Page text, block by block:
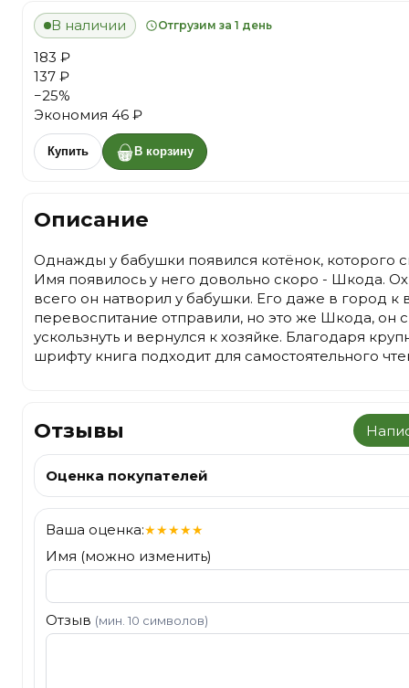
В наличии Отгрузим за 1 день
183 ₽
137 ₽
−25%
Экономия 46 ₽
Купить В корзину
Описание
Однажды у бабушки появился котёнок, которого
Имя появилось у него довольно скоро - Шкода.
всего он натворил у бабушки. Его даже в город к
перевоспитание отправили, но это же Шкода, он
ускользнуть и вернулся к хозяйке. Благодаря
шрифту книга подходит для самостоятельного
Отзывы
Оценка покупателей
Ваша оценка:★★★★★
Имя (можно изменить)
Отзыв (мин. 10 символов)